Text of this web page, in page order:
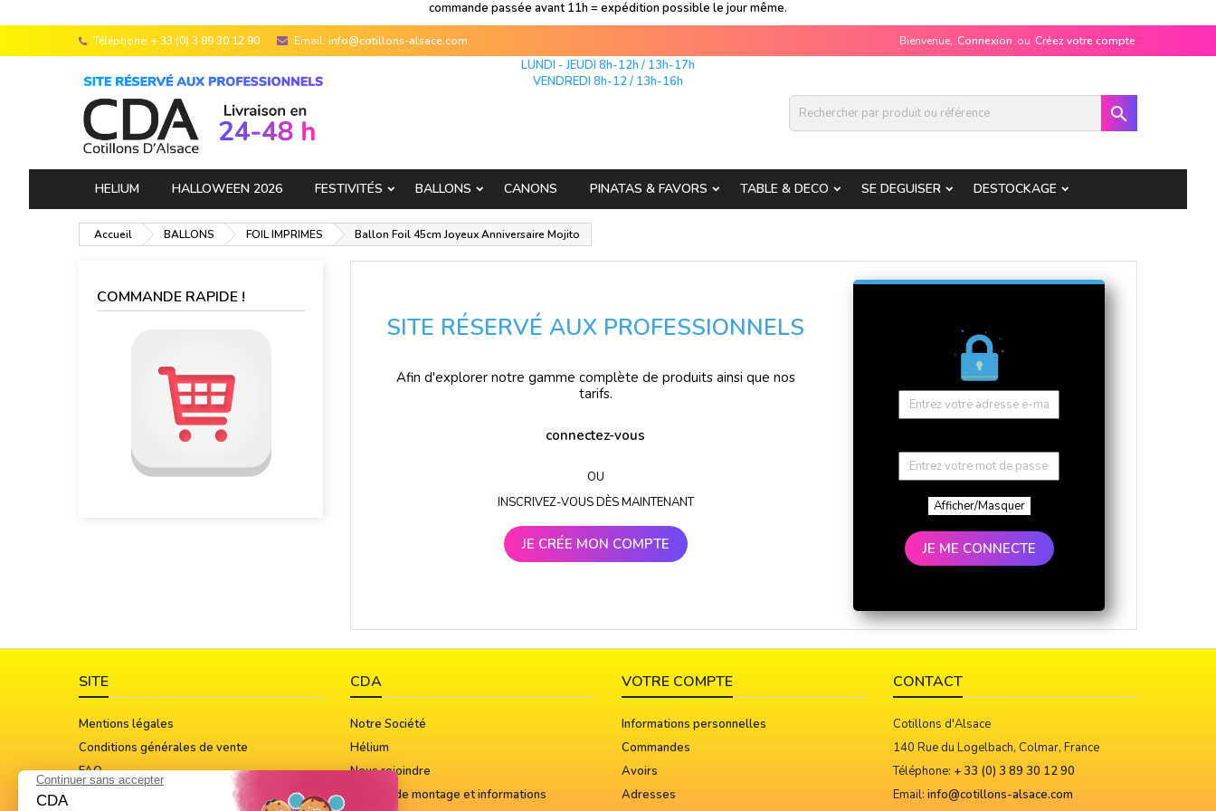
commande passée avant 11h = expédition possible le jour même.
Téléphone: + 33 (0) 3 89 30 12 90 Email: info@cotillons-alsace.com Bienvenue, Connexion ou Créez votre compte

LUNDI - JEUDI 8h-12h / 13h-17h
VENDREDI 8h-12 / 13h-16h
HELIUM HALLOWEEN 2026 FESTIVITÉS BALLONS CANONS PINATAS & FAVORS TABLE & DECO SE DEGUISER DESTOCKAGE
Accueil BALLONS FOIL IMPRIMES Ballon Foil 45cm Joyeux Anniversaire Mojito
COMMANDE RAPIDE !
SITE RÉSERVÉ AUX PROFESSIONNELS
Afin d'explorer notre gamme complète de produits ainsi que nos
tarifs.
connectez-vous
OU
INSCRIVEZ-VOUS DÈS MAINTENANT
JE CRÉE MON COMPTE
Afficher/Masquer
JE ME CONNECTE
SITE
Mentions légales
Conditions générales de vente
FAQ
CDA
Notre Société
Hélium
Nous rejoindre
Notices de montage et informations
VOTRE COMPTE
Informations personnelles
Commandes
Avoirs
Adresses
CONTACT
Cotillons d'Alsace
140 Rue du Logelbach, Colmar, France
Téléphone: + 33 (0) 3 89 30 12 90
Email: info@cotillons-alsace.com